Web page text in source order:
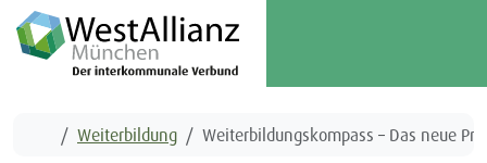
Skip to content
Skip to footer
HomeWeiterbildung Weiterbildungskompass – Das neue